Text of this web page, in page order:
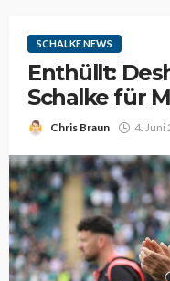
SCHALKE NEWS
Enthüllt:
Schalke für
Chris Braun 4. Juni